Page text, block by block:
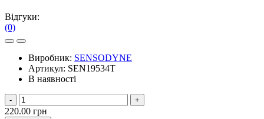
Відгуки:
(0)
Виробник: SENSODYNE
Артикул: SEN19534T
В наявності
- +
220.00 грн